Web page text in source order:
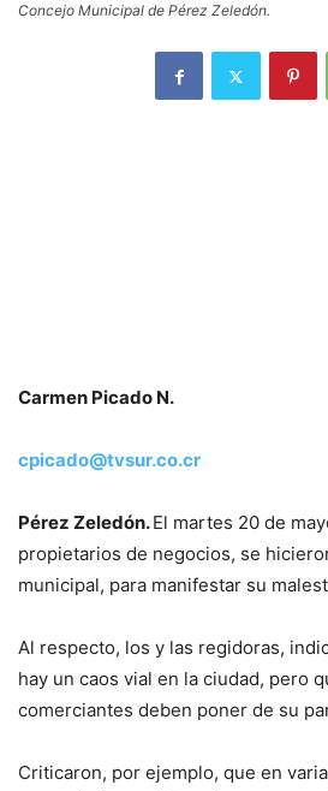
Concejo Municipal de Pérez Zeledón.
Carmen Picado N.
cpicado@tvsur.co.cr
Pérez Zeledón.El martes 20 de
propietarios de negocios, se
municipal, para manifestar su
Al respecto, los y las regidoras,
hay un caos vial en la ciudad, pero
comerciantes deben poner de su
Criticaron, por ejemplo, que en